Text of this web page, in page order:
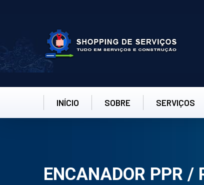
INÍCIO SOBRE SERVIÇOS
ENCANADOR PPR /